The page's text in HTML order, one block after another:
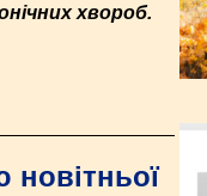
хвороб.
новітньої